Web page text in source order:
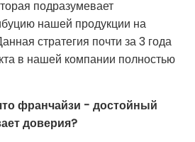
подразумевает
нашей продукции на
стратегия почти за 3 года
в нашей компании полностью
франчайзи - достойный
доверия?